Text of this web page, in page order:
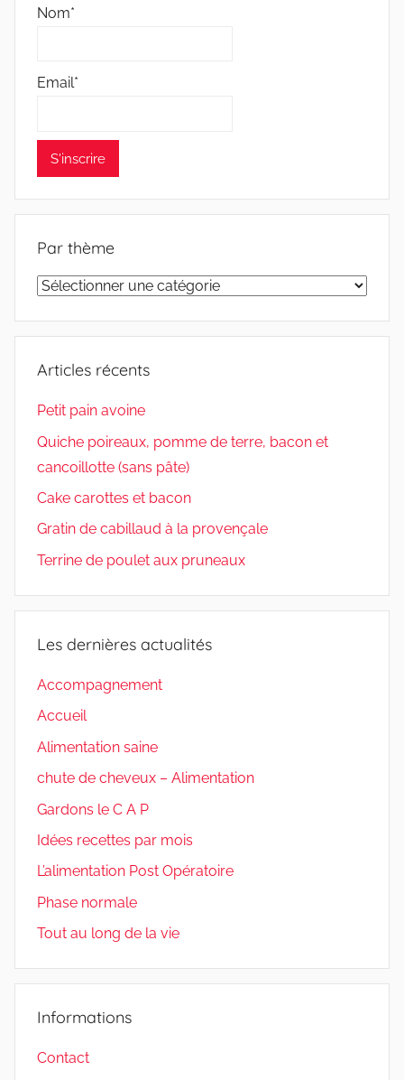
Nom*
Email*
Par thème
Par
Articles récents
Petit pain avoine
Quiche poireaux, pomme de terre, bacon et
cancoillotte (sans pâte)
Cake carottes et bacon
Gratin de cabillaud à la provençale
Terrine de poulet aux pruneaux
Les dernières actualités
Accompagnement
Accueil
Alimentation saine
chute de cheveux – Alimentation
Gardons le C A P
Idées recettes par mois
L’alimentation Post Opératoire
Phase normale
Tout au long de la vie
Informations
Contact